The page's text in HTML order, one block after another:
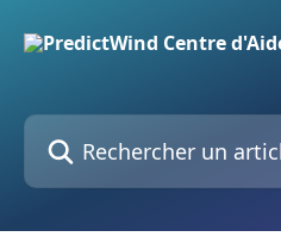
Rechercher un article...